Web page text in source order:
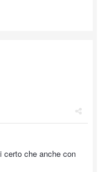
certo che anche con